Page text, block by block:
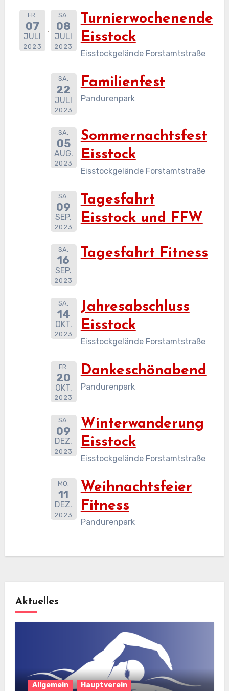
FR.
07
JULI
2023
SA.
08
JULI
2023
Turnierwochenende
Eisstock
Eisstockgelände Forstamtstraße
SA.
22
JULI
2023
Familienfest
Pandurenpark
SA.
05
AUG.
2023
Sommernachtsfest
Eisstock
Eisstockgelände Forstamtstraße
SA.
09
SEP.
2023
Tagesfahrt
Eisstock und FFW
SA.
16
SEP.
2023
Tagesfahrt Fitness
SA.
14
OKT.
2023
Jahresabschluss
Eisstock
Eisstockgelände Forstamtstraße
FR.
20
OKT.
2023
Dankeschönabend
Pandurenpark
SA.
09
DEZ.
2023
Winterwanderung
Eisstock
Eisstockgelände Forstamtstraße
MO.
11
DEZ.
2023
Weihnachtsfeier
Fitness
Pandurenpark
Aktuelles
Allgemein Hauptverein